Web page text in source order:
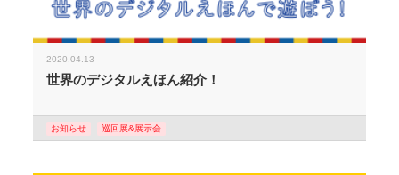
2020.04.13
世界のデジタルえほん紹介！
お知らせ 巡回展&展示会